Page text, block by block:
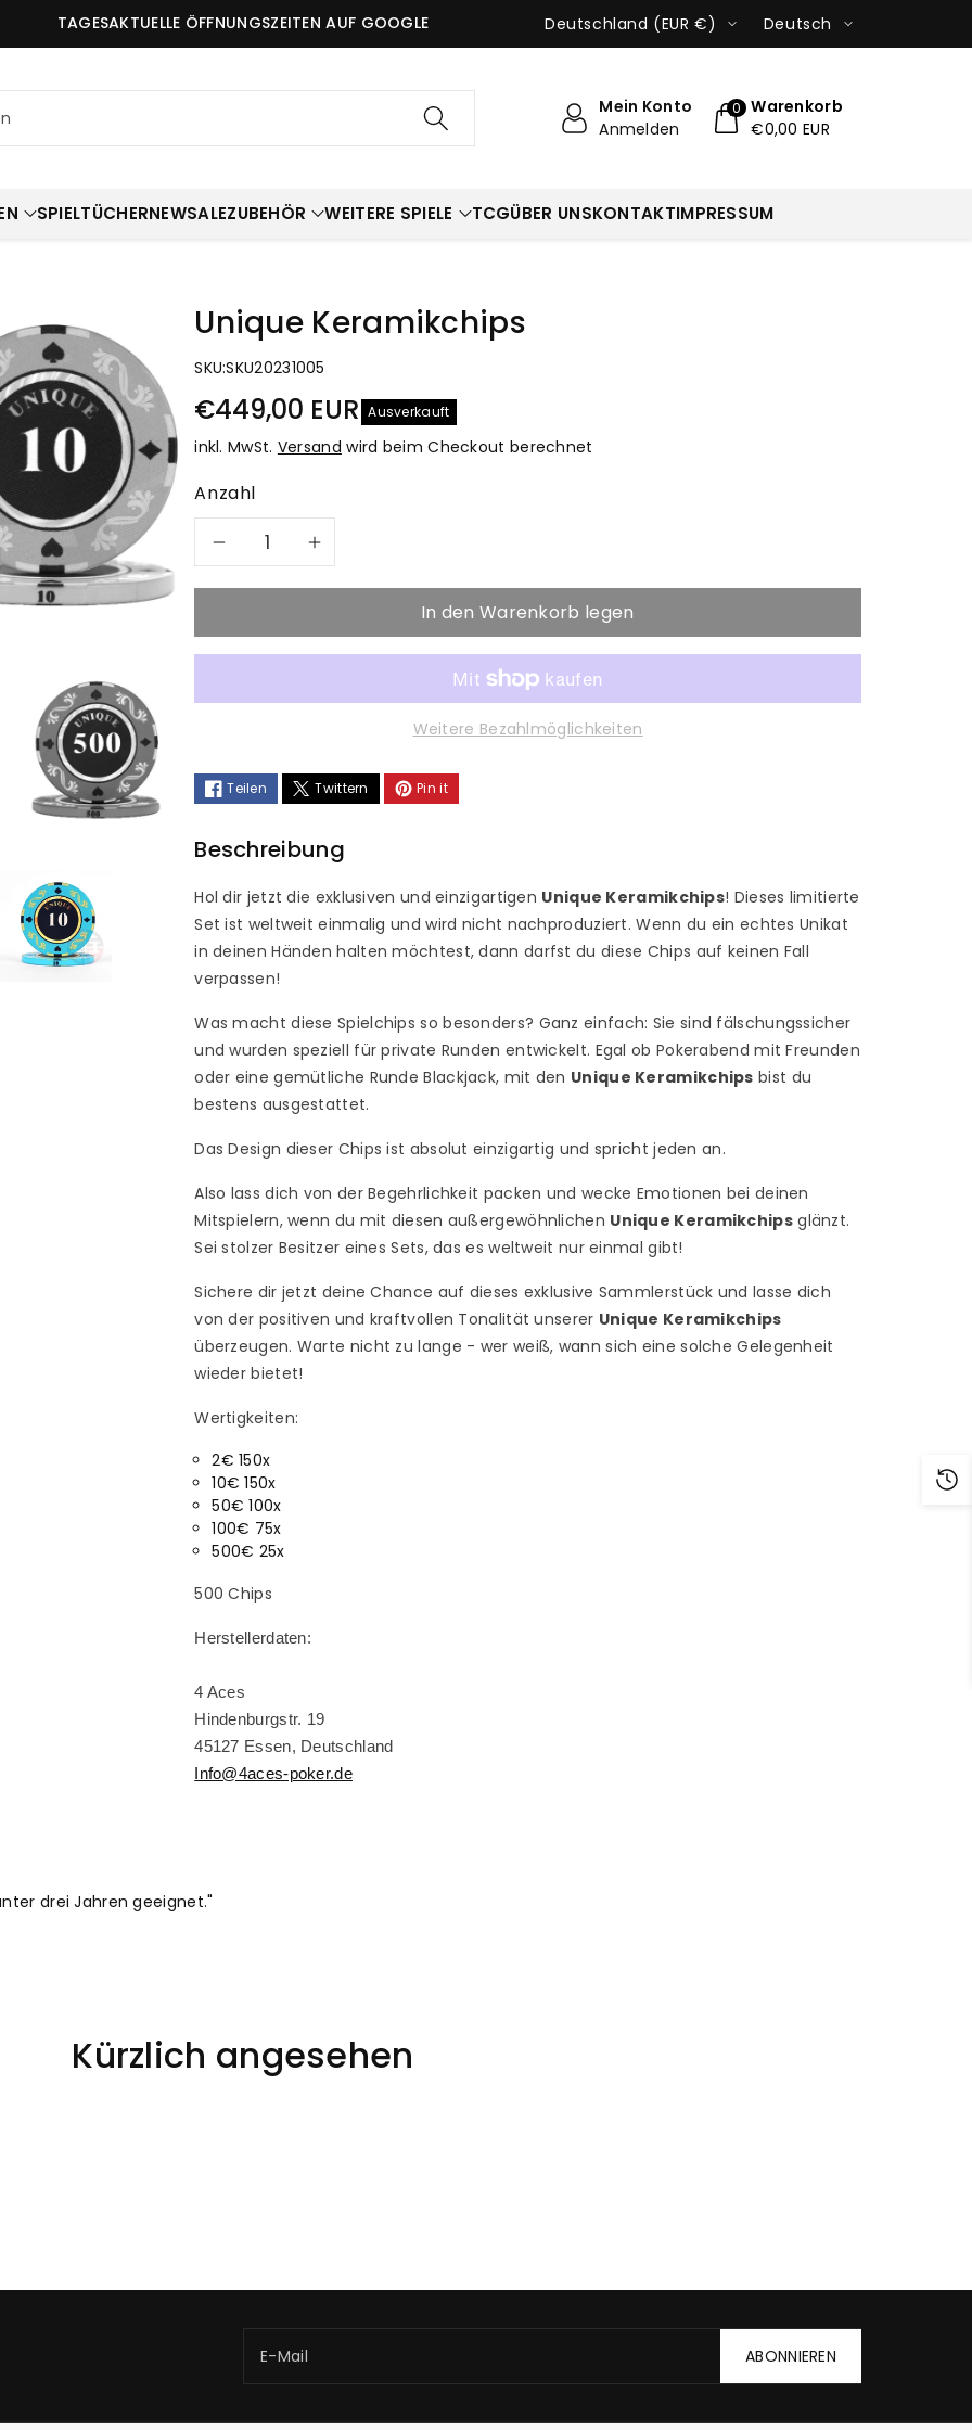
TAGESAKTUELLE ÖFFNUNGSZEITEN AUF GOOGLE Deutschland (EUR €) Deutsch
Mein Konto
Anmelden
0
Warenkorb
€0,00 EUR
SPIELTÜCHERNEWSALEZUBEHÖR WEITERE SPIELE TCGÜBER UNSKONTAKTIMPRESSUM
Unique Keramikchips
SKU:SKU20231005
€449,00 EUR Ausverkauft
inkl. MwSt. Versand wird beim Checkout berechnet
Anzahl
Verringere
Menge
für
Keramikchips
Erhöhe
Menge
für
Unique
Keramikchips
In den Warenkorb legen
Weitere Bezahlmöglichkeiten
Teilen Twittern Pin it
Beschreibung
Hol dir jetzt die exklusiven und einzigartigen Unique Keramikchips! Dieses limitierte
Set ist weltweit einmalig und wird nicht nachproduziert. Wenn du ein echtes Unikat
in deinen Händen halten möchtest, dann darfst du diese Chips auf keinen Fall
verpassen!
Was macht diese Spielchips so besonders? Ganz einfach: Sie sind fälschungssicher
und wurden speziell für private Runden entwickelt. Egal ob Pokerabend mit Freunden
oder eine gemütliche Runde Blackjack, mit den Unique Keramikchips bist du
bestens ausgestattet.
Das Design dieser Chips ist absolut einzigartig und spricht jeden an.
Also lass dich von der Begehrlichkeit packen und wecke Emotionen bei deinen
Mitspielern, wenn du mit diesen außergewöhnlichen Unique Keramikchipsglänzt.
Sei stolzer Besitzer eines Sets, das es weltweit nur einmal gibt!
Sichere dir jetzt deine Chance auf dieses exklusive Sammlerstück und lasse dich
von der positiven und kraftvollen Tonalität unserer Unique Keramikchips
überzeugen. Warte nicht zu lange - wer weiß, wann sich eine solche Gelegenheit
wieder bietet!
Wertigkeiten:
2€ 150x
10€ 150x
50€ 100x
100€ 75x
500€ 25x
500 Chips
Herstellerdaten:
4 Aces
Hindenburgstr. 19
45127 Essen, Deutschland
Info@4aces-poker.de
drei Jahren geeignet."
Kürzlich angesehen
E-Mail ABONNIEREN